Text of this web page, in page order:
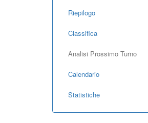
Riepilogo
Classifica
Analisi Prossimo Turno
Calendario
Statistiche